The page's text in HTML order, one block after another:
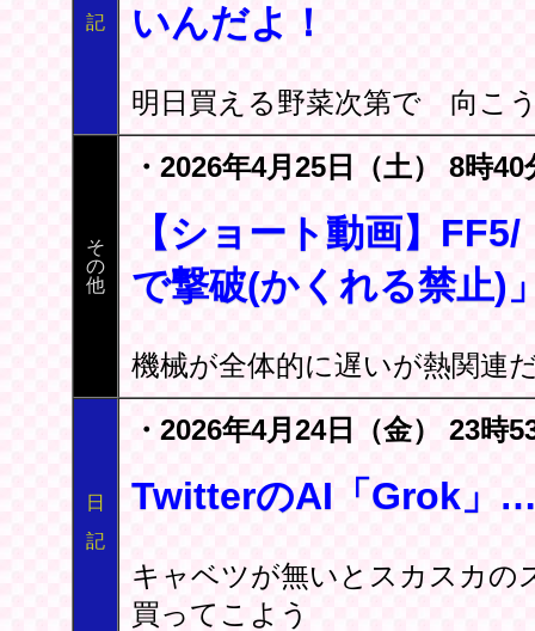
記
いんだよ！
明日買える野菜次第で 向こ
そ
の
他
・2026年4月25日（土） 8時40
【ショート動画】
で撃破(かくれる禁止)
機械が全体的に遅いが熱関連
日
記
・2026年4月24日（金） 23時
TwitterのAI「Grok」
キャベツが無いとスカスカの
買ってこよう